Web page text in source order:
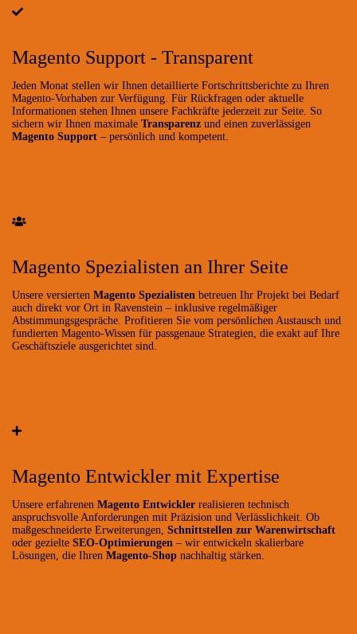
Magento Support - Transparent
Jeden Monat stellen wir Ihnen detaillierte Fortschrittsberichte zu Ihren
Magento-Vorhaben zur Verfügung. Für Rückfragen oder aktuelle
Informationen stehen Ihnen unsere Fachkräfte jederzeit zur Seite. So
sichern wir Ihnen maximale Transparenz und einen zuverlässigen
Magento Support – persönlich und kompetent.
Magento Spezialisten an Ihrer Seite
Unsere versierten Magento Spezialisten betreuen Ihr Projekt bei Bedarf
auch direkt vor Ort in Ravenstein – inklusive regelmäßiger
Abstimmungsgespräche. Profitieren Sie vom persönlichen Austausch und
fundierten Magento-Wissen für passgenaue Strategien, die exakt auf Ihre
Geschäftsziele ausgerichtet sind.
Magento Entwickler mit Expertise
Unsere erfahrenen Magento Entwickler realisieren technisch
anspruchsvolle Anforderungen mit Präzision und Verlässlichkeit. Ob
maßgeschneiderte Erweiterungen, Schnittstellen zur Warenwirtschaft
oder gezielte SEO-Optimierungen – wir entwickeln skalierbare
Lösungen, die Ihren Magento-Shop nachhaltig stärken.